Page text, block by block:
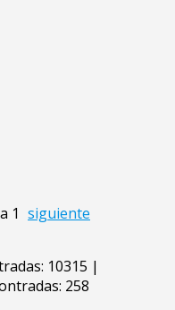
1 siguiente
10315 |
258